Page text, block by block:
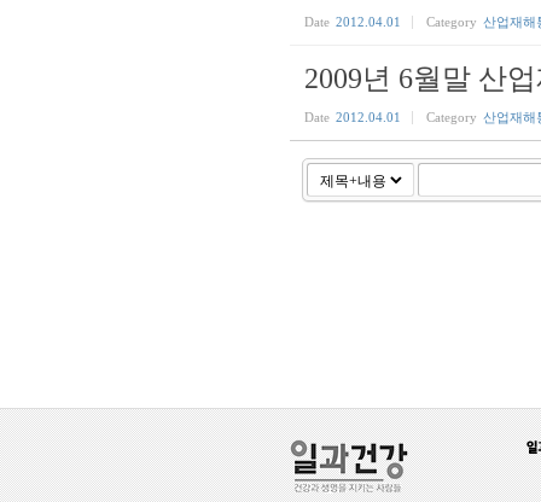
Date 2012.04.01 Category 산업재해
2009년 6월말 산
Date 2012.04.01 Category 산업재해